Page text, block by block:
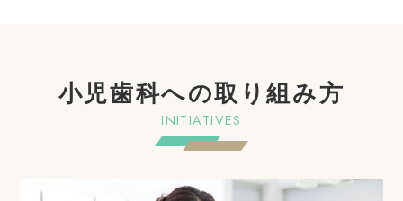
小児歯科への取り組み方
INITIATIVES